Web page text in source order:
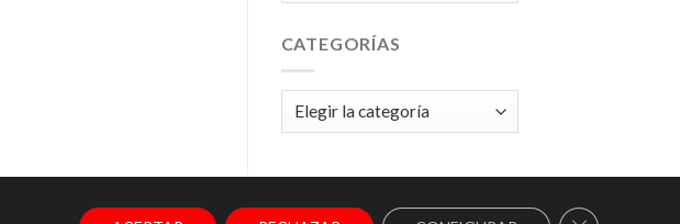
CATEGORÍAS
Categorías
CERRAR EL